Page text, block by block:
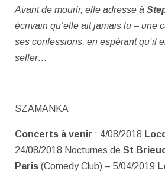
Avant de mourir, elle adresse à
écrivain qu’elle ait jamais lu – une
ses confessions, en espérant qu’il
seller…
SZAMANKA
Concerts à venir : 4/08/2018
24/08/2018 Nocturnes de St
Paris (Comedy Club) – 5/04/2019